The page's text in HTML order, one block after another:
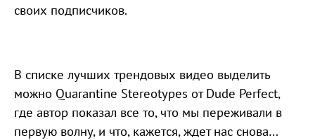
своих подписчиков.
В списке лучших трендовых видео выделить
можно Quarantine Stereotypes от Dude Perfect,
где автор показал все то, что мы переживали в
первую волну, и что, кажется, ждет нас снова…